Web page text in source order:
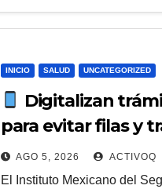
INICIO SALUD UNCATEGORIZED
Digitalizan
para evitar filas y
clínicas
AGO 5, 2026 ACTIVOQ
El Instituto Mexicano del